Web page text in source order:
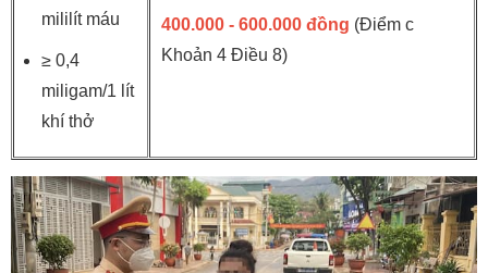
mililít máu
≥ 0,4
miligam/1 lít
khí thở
400.000 - 600.000 đồng (Điểm c
Khoản 4 Điều 8)